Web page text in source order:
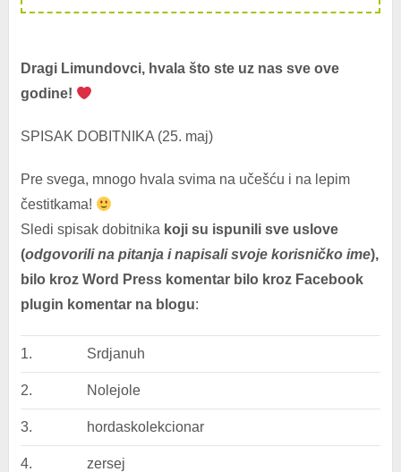
Dragi Limundovci, hvala što ste uz nas sve ove
godine!
SPISAK DOBITNIKA (25. maj)
Pre svega, mnogo hvala svima na učešću i na lepim
čestitkama!
Sledi spisak dobitnika koji su ispunili sve uslove
(odgovorili na pitanja i napisali svoje korisničko ime),
bilo kroz Word Press komentar bilo kroz Facebook
plugin komentar na blogu:
1. Srdjanuh
2. Nolejole
3. hordaskolekcionar
4. zersej